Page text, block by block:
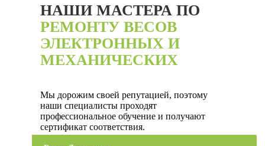
НАШИ МАСТЕРА ПО
РЕМОНТУ ВЕСОВ
ЭЛЕКТРОННЫХ И
МЕХАНИЧЕСКИХ
Мы дорожим своей репутацией, поэтому
наши специалисты проходят
профессиональное обучение и получают
сертификат соответствия.